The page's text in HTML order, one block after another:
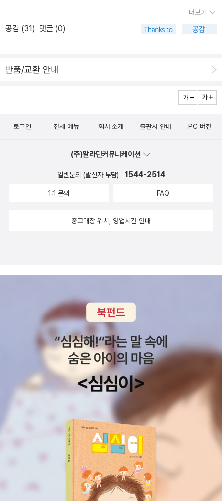
하르》와 《바히르》, 이슬람 신비주의 수피즘에서는 신에 관한 언어적
창조했다. 동방 기독교는 성서에 표현된 분명한 가르침 외에 신의 진
에 말로 표현하기 어려운 영적 의미가 담겨 있다. …… 실재를 인간의
한 곡을 구두로 설명하려는 것만큼이나 터무니없는 일이다. [카파도
키아의 교부인 카이사레아의 주교] 바실리우스가 말했듯이, 규정하기
침묵에 의해 제시될 수 있을 뿐이다. _ 4장 기독교의 신, 222쪽 동방
는 신에 관한 논의의 도구로 합리주의가 적절하지 않다고 보았기 때
문이다. 형이상학은 세속 학문에는 유용할지 몰라도 신앙을 위태롭게
할 수 있었다. 철학은 인간 정신을 대변하는 한낱 장광설에 불과하며,
을 지켜야 한다는 것이 그들의 생각이었다. _ 6장 철학자의 신, 362
얼마나 다른 태도를 보이는가? 암스트롱은 두 종교가 인간 사회를 바
라보는 관점에서 뚜렷한 차이가 있음에 주목한다. 기독교는 ‘메시
아’로 믿은 예수가 십자가에서 죄인처럼 죽은 굴욕과 실패에서 탄생
했다. 예수는 아무런 죄가 없으나 태초부터 타락의 원죄를 지닌 인간
을 구원하기 위해 죽었다는 영성을 발전시키면서, 기독교인들에게 이
세상의 가치는 열등한 것이 되었고 신은 일종에 ‘중압감’으로 다가왔
다. 반면 이슬람교는 이전에는 한 번도 통일된 적 없던 분열된 아랍인
들이 거대한 제국을 이룩한 빛나는 승리의 역사 속에서 탄생했다. 알
라는 특히 승리를 가져다주는 신이었다. 무슬림에게 세속의 정치는
열등한 것이 아니라 신의 뜻을 이루는 적극적인 종교 활동이었다. 기
독교에서 예수의 실패와 굴욕이 발전에 중요한 역할을 한 것처럼, 이
슬람교에서는 성공이 그런 역할을 했다. 세속적인 성공을 불신하는
기독교의 경우와 달리, 무슬림 개인의 종교적 삶은 정치와 무관하지
않았다. 무슬림은 자신들이 신의 뜻에 따라 정의로운 사회를 건설하
는 데 헌신한다고 생각한다. 무슬림의 영성에서 움마의 정치적 건전
세가 다르기 때문이다. 이 책은 신과 종교에 대한 역사다. 지식과 정보
를 제공하지만 ‘태도’를 드러내지 않는다. 특정 지역과 민족의 문화와
전통을 이해하기 위해 종교에 대한 앎은 반드시 필요하다. 타인을 이
수 있다. 지금, 여기의 삶이 중요하든 내세와 죽음 이후의 영생에 목숨
의 사회, 정치적 기능이 우리에게 미치는 영향과 결과에서 자유로운
‘인류의 역사와 미래’를 고민하기 위해 피해 갈 수 없다. 인간은 공허
것이다. 근본주의의 우상은 신을 대신할 수 없다. 미래를 위한 활기찬
돼 있고, 그 가운데 '신'을 주제로 한 책도 여럿 된다. 또다른 대표작 <
축의 시대>도 이 참에 다시 손에 들어봐도 좋겠다...
더보기
공감 (31) 댓글 (0)
반품/교환 안내
로그인 전체 메뉴 회사 소개 출판사 안내 PC 버전
(주)알라딘커뮤니케이션
일반문의 (발신자 부담) 1544-2514
1:1 문의 FAQ
중고매장 위치, 영업시간 안내